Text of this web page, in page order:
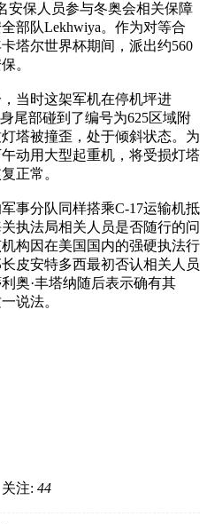
安保人员参与冬奥会相关保障
部队Lekhwiya。作为对等合
塔尔世界杯期间，派出约560
。
当时这架军机在停机坪进
尾部碰到了编号为625区域附
塔被撞歪，处于倾斜状态。为
动用大型起重机，将受损灯塔
正常。
事分队同样搭乘C-17运输机抵
执法局相关人员是否随行的问
构因在美国国内的强硬执法行
皮安特多西最初否认相关人员
奥·丰塔纳随后表示确有其
说法。
关注: 44